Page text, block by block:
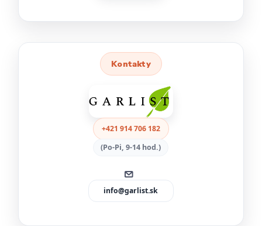
Kontakty
+421 914 706 182
(Po-Pi, 9-14 hod.)
info@garlist.sk